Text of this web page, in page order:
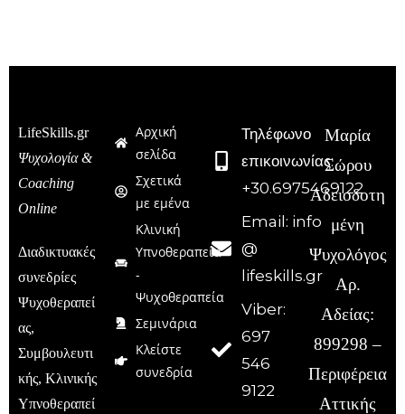
LifeSkills.gr
Ψυχολογία &
Coaching
Online
Διαδικτυακές
συνεδρίες
Ψυχοθεραπεί
ας,
Συμβουλευτι
κής, Κλινικής
Υπνοθεραπεί
Αρχική
σελίδα
Σχετικά
με εμένα
Κλινική
Υπνοθεραπεία
-
Ψυχοθεραπεία
Σεμινάρια
Κλείστε
συνεδρία
Τηλέφωνο
επικοινωνίας:
+30.6975469122
Email: info
@
lifeskills.gr
Viber:
697
546
9122
Μαρία
Σώρου
Αδειοδοτη
μένη
Ψυχολόγος
Αρ.
Αδείας:
899298 –
Περιφέρεια
Αττικής